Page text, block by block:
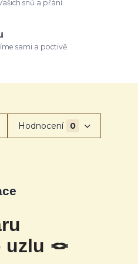
snů a přání
sami a poctivě
Hodnocení 0
🪢